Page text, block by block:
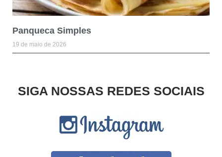
Panqueca Simples
19 de maio de 2026
SIGA NOSSAS REDES SOCIAIS